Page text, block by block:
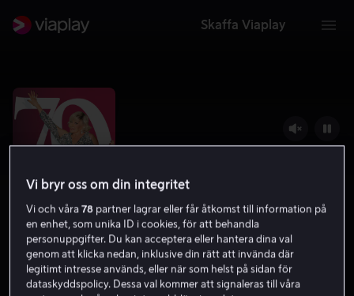
Skaffa Viaplay
70 on vain numero
Vi bryr oss om din integritet
Vi och våra78 partner lagrar eller får åtkomst till information på
en enhet, som unika ID i cookies, för att behandla
personuppgifter. Du kan acceptera eller hantera dina val
genom att klicka nedan, inklusive din rätt att invända där
legitimt intresse används, eller när som helst på sidan för
dataskyddspolicy. Dessa val kommer att signaleras till våra